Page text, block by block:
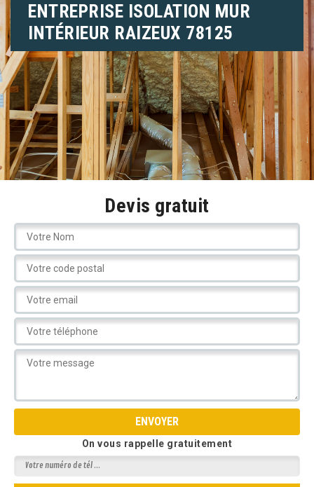
ENTREPRISE ISOLATION MUR
INTÉRIEUR RAIZEUX 78125
Devis gratuit
On vous rappelle gratuitement